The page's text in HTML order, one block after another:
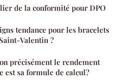
de la conformité pour DPO
tendance pour les bracelets
Valentin ?
précisément le rendement
est sa formule de calcul?